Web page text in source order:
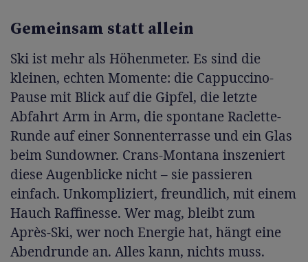
Gemeinsam statt allein
Ski ist mehr als Höhenmeter. Es sind die
kleinen, echten Momente: die Cappuccino-
Pause mit Blick auf die Gipfel, die letzte
Abfahrt Arm in Arm, die spontane Raclette-
Runde auf einer Sonnenterrasse und ein Glas
beim Sundowner. Crans-Montana inszeniert
diese Augenblicke nicht – sie passieren
einfach. Unkompliziert, freundlich, mit einem
Hauch Raffinesse. Wer mag, bleibt zum
Après-Ski, wer noch Energie hat, hängt eine
Abendrunde an. Alles kann, nichts muss.